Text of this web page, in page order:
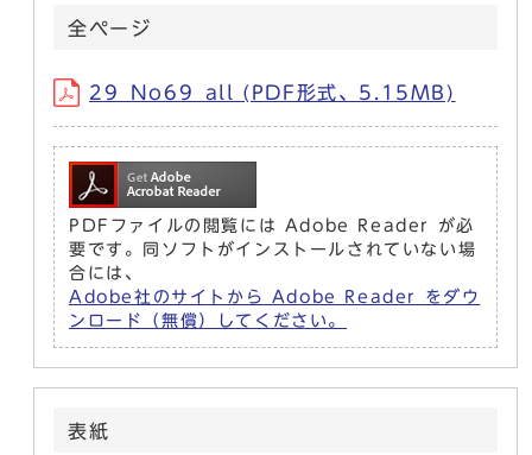
全ページ
29_No69_all (PDF形式、5.15MB)
PDFファイルの閲覧には Adobe Reader が必
要です。同ソフトがインストールされていない場
合には、
Adobe社のサイトから Adobe Reader をダウ
ンロード（無償）してください。
表紙